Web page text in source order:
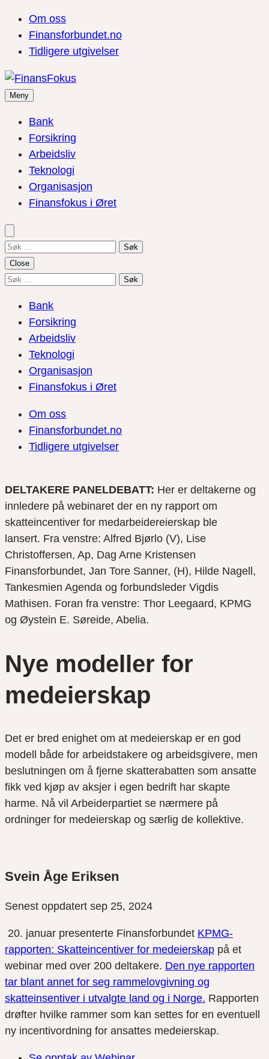
Om oss
Finansforbundet.no
Tidligere utgivelser
Meny
Bank
Forsikring
Arbeidsliv
Teknologi
Organisasjon
Finansfokus i Øret
Søk
etter:
Close
Søk
Bank
Forsikring
Arbeidsliv
Teknologi
Organisasjon
Finansfokus i Øret
Om oss
Finansforbundet.no
Tidligere utgivelser
DELTAKERE PANELDEBATT: Her er deltakerne og
innledere på webinaret der en ny rapport om
skatteincentiver for medarbeidereierskap ble
lansert. Fra venstre: Alfred Bjørlo (V), Lise
Christoffersen, Ap, Dag Arne Kristensen
Finansforbundet, Jan Tore Sanner, (H), Hilde Nagell,
Tankesmien Agenda og forbundsleder Vigdis
Mathisen. Foran fra venstre: Thor Leegaard, KPMG
og Øystein E. Søreide, Abelia.
Nye modeller for
medeierskap
Det er bred enighet om at medeierskap er en god
modell både for arbeidstakere og arbeidsgivere, men
beslutningen om å fjerne skatterabatten som ansatte
fikk ved kjøp av aksjer i egen bedrift har skapte
harme. Nå vil Arbeiderpartiet se nærmere på
ordninger for medeierskap og særlig de kollektive.
Svein Åge Eriksen
Senest oppdatert sep 25, 2024
20. januar presenterte Finansforbundet KPMG-
rapporten: Skatteincentiver for medeierskap på et
webinar med over 200 deltakere. Den nye rapporten
tar blant annet for seg rammelovgivning og
skatteinsentiver i utvalgte land og i Norge. Rapporten
drøfter hvilke rammer som kan settes for en eventuell
ny incentivordning for ansattes medeierskap.